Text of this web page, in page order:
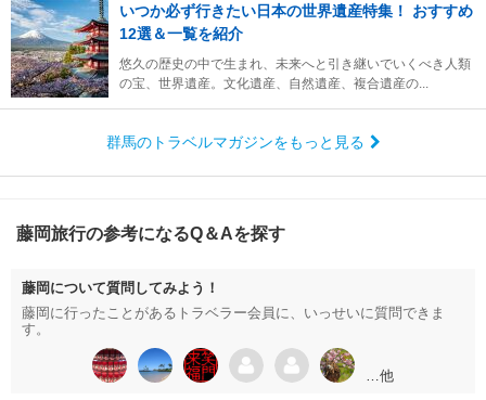
いつか必ず行きたい日本の世界遺産特集！ おすすめ
12選＆一覧を紹介
悠久の歴史の中で生まれ、未来へと引き継いでいくべき人類
の宝、世界遺産。文化遺産、自然遺産、複合遺産の...
群馬のトラベルマガジンをもっと見る
藤岡旅行の参考になるQ＆Aを探す
藤岡について質問してみよう！
藤岡に行ったことがあるトラベラー会員に、いっせいに質問できま
す。
…他